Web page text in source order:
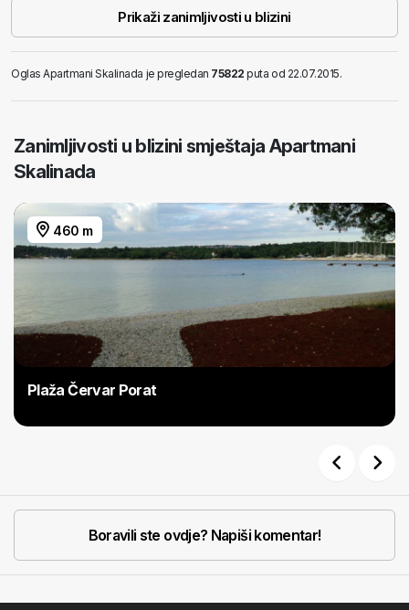
Prikaži zanimljivosti u blizini
Oglas Apartmani Skalinada je pregledan 75822 puta od 22.07.2015.
Zanimljivosti u blizini smještaja Apartmani
Skalinada
460 m
Plaža Červar Porat
Boravili ste ovdje? Napiši komentar!